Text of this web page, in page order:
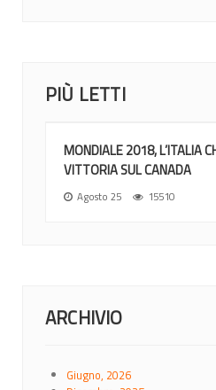
PIÙ LETTI
MONDIALE 2018, L’ITALIA
VITTORIA SUL CANADA
Agosto 25 15510
ARCHIVIO
Giugno, 2026